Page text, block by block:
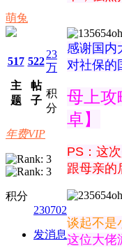
萌兔
517
主
题
522
帖
子
23
万
积
分
年费VIP
积分
230702
发消息
感谢国内
对社保的
母上攻
卓】
PS：这
跟母亲的
谈起不是
这位大佬